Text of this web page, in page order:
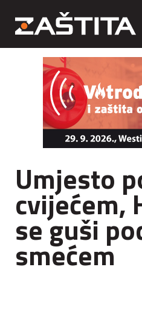
Umjesto
cvijećem,
se guši
smećem